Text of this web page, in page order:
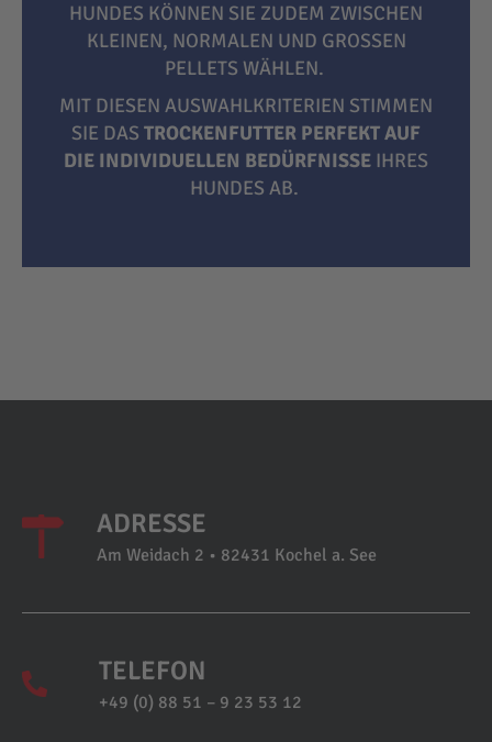
HUNDES KÖNNEN SIE ZUDEM ZWISCHEN
KLEINEN, NORMALEN UND GROSSEN P
ELLETS WÄHLEN.
MIT DIESEN AUSWAHLKRITERIEN STIMMEN
SIE DAS TROCKENFUTTER PERFEKT AUF
DIE INDIVIDUELLEN BEDÜRFNISSE IHRES
HUNDES AB.
ADRESSE
Am Weidach 2 • 82431 Kochel a. See
TELEFON
+49 (0) 88 51 – 9 23 53 12